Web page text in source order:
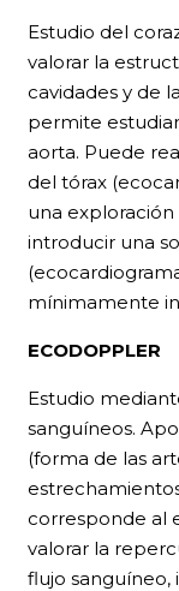
Estudio del
valorar la
cavidades y de
permite
aorta. Puede
del tórax
una exploración
introducir una
mínimamente
ECODOPPLER
Estudio
sanguíneos.
(forma de las
corresponde al
valorar la
flujo